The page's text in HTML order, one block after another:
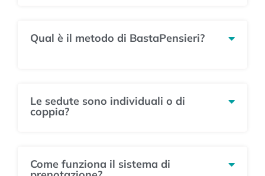
Qual è il metodo di BastaPensieri?
Le sedute sono individuali o di
coppia?
Come funziona il sistema di